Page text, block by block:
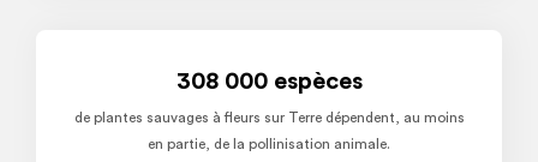
308 000 espèces
de plantes sauvages à fleurs sur Terre dépendent, au moins
en partie, de la pollinisation animale.